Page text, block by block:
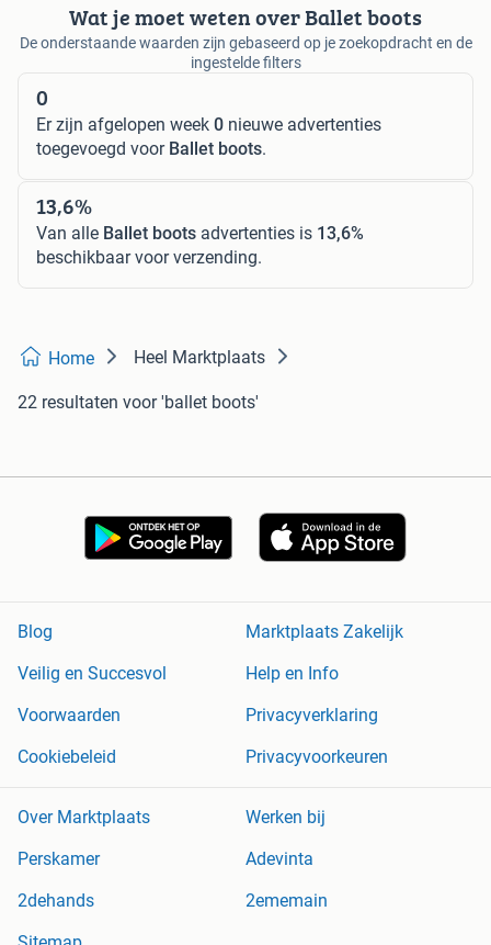
Wat je moet weten over Ballet boots
De onderstaande waarden zijn gebaseerd op je zoekopdracht en de
ingestelde filters
0
Er zijn afgelopen week 0 nieuwe advertenties
toegevoegd voor Ballet boots.
13,6%
Van alle Ballet boots advertenties is 13,6%
beschikbaar voor verzending.
Home Heel Marktplaats
22 resultaten voor 'ballet boots'
Blog
Marktplaats Zakelijk
Veilig en Succesvol
Help en Info
Voorwaarden
Privacyverklaring
Cookiebeleid
Privacyvoorkeuren
Over Marktplaats
Werken bij
Perskamer
Adevinta
2dehands
2ememain